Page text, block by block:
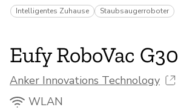
Intelligentes Zuhause Staubsaugerroboter
Eufy RoboVac G30
Anker Innovations Technology
WLAN